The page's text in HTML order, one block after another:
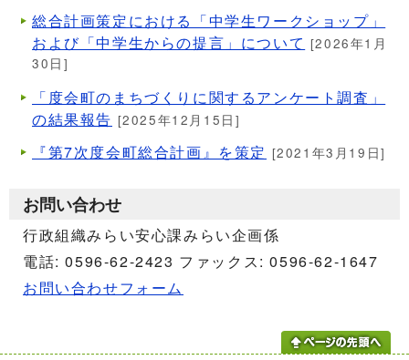
総合計画策定における「中学生ワークショップ」
および「中学生からの提言」について [2026年1月
30日]
「度会町のまちづくりに関するアンケート調査」
の結果報告 [2025年12月15日]
『第7次度会町総合計画』を策定 [2021年3月19日]
お問い合わせ
行政組織みらい安心課みらい企画係
電話: 0596-62-2423 ファックス: 0596-62-1647
お問い合わせフォーム